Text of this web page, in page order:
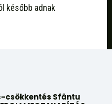
később adnak
csökkentés Sfântu